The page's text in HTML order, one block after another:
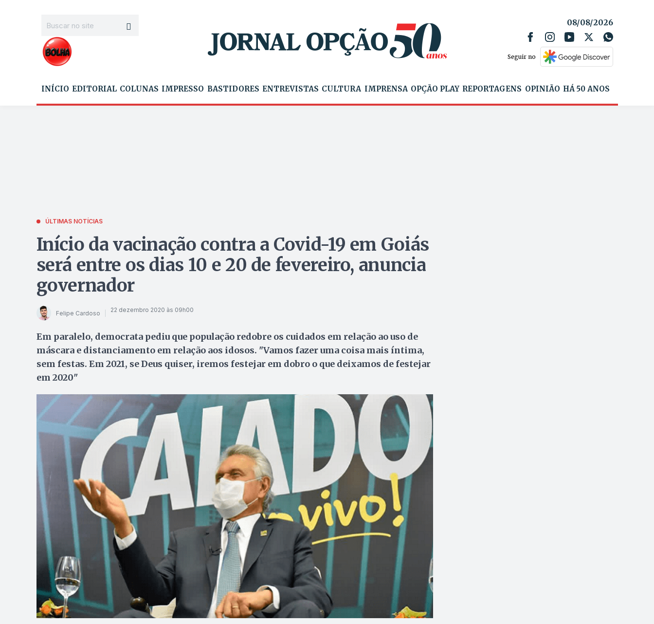
08/08/2026
Seguir no
INÍCIO EDITORIAL COLUNAS IMPRESSO BASTIDORES ENTREVISTAS CULTURA IMPRENSA OPÇÃO PLAY REPORTAGENS OPINIÃO HÁ 50 ANOS
ÚLTIMAS NOTÍCIAS
Início da vacinação contra a Covid-19 em Goiás
será entre os dias 10 e 20 de fevereiro, anuncia
governador
Felipe Cardoso 22 dezembro 2020 às 09h00
Em paralelo, democrata pediu que população redobre os cuidados em relação ao uso de
máscara e distanciamento em relação aos idosos. "Vamos fazer uma coisa mais íntima,
sem festas. Em 2021, se Deus quiser, iremos festejar em dobro o que deixamos de festejar
em 2020"